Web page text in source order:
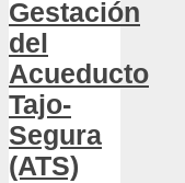
Gestación
del
Acueducto
Tajo-
Segura
(ATS)